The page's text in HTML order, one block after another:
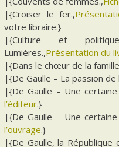
|{Croiser le fer.,
votre libraire.}
|{Culture et
Lumières.,Présentation du
|{Dans le chœur de la
|{De Gaulle – La passion de
|{De Gaulle – Une
l’éditeur.}
|{De Gaulle – Une
l’ouvrage.}
|{De Gaulle, la République